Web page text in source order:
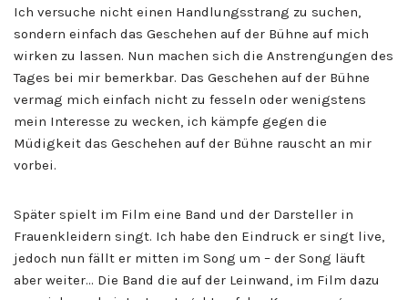
Ich versuche nicht einen Handlungsstrang zu suchen,
sondern einfach das Geschehen auf der Bühne auf mich
wirken zu lassen. Nun machen sich die Anstrengungen des
Tages bei mir bemerkbar. Das Geschehen auf der Bühne
vermag mich einfach nicht zu fesseln oder wenigstens
mein Interesse zu wecken, ich kämpfe gegen die
Müdigkeit das Geschehen auf der Bühne rauscht an mir
vorbei.
Später spielt im Film eine Band und der Darsteller in
Frauenkleidern singt. Ich habe den Eindruck er singt live,
jedoch nun fällt er mitten im Song um – der Song läuft
aber weiter… Die Band die auf der Leinwand, im Film dazu